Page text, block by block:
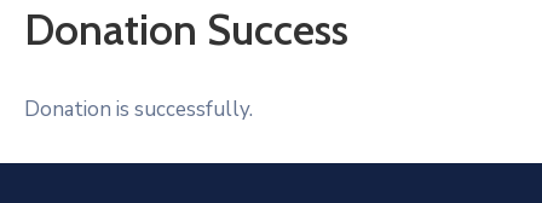
Donation Success
Donation is successfully.